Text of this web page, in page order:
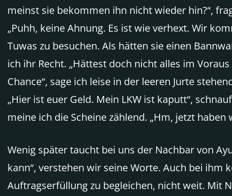
meinst sie bekommen ihn nicht wieder hin?“,
„Puhh, keine Ahnung. Es ist wie verhext. Wir
Tuwas zu besuchen. Als hätten sie einen
ich ihr Recht. „Hättest doch nicht alles im
Chance“, sage ich leise in der leeren Jurte
„Hier ist euer Geld. Mein LKW ist kaputt“,
meine ich die Scheine zählend. „Hm, jetzt
Wenig später taucht bei uns der Nachbar von
kann“, verstehen wir seine Worte. Auch bei
Auftragserfüllung zu begleichen, nicht weit. Mit